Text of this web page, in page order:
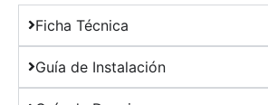
Ficha Técnica
Guía de Instalación